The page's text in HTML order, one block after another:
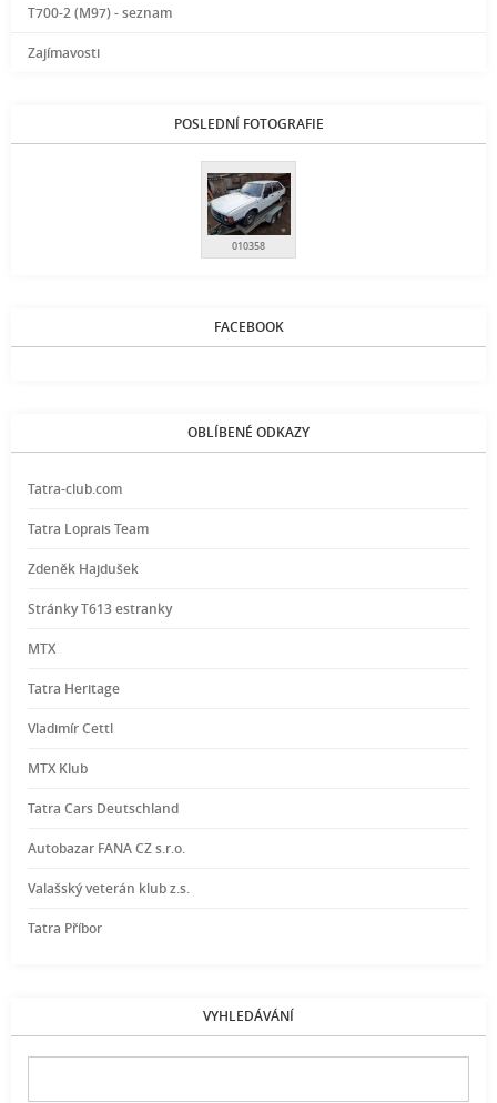
T700-2 (M97) - seznam
Zajímavosti
POSLEDNÍ FOTOGRAFIE
010358
FACEBOOK
OBLÍBENÉ ODKAZY
Tatra-club.com
Tatra Loprais Team
Zdeněk Hajdušek
Stránky T613 estranky
MTX
Tatra Heritage
Vladimír Cettl
MTX Klub
Tatra Cars Deutschland
Autobazar FANA CZ s.r.o.
Valašský veterán klub z.s.
Tatra Příbor
VYHLEDÁVÁNÍ